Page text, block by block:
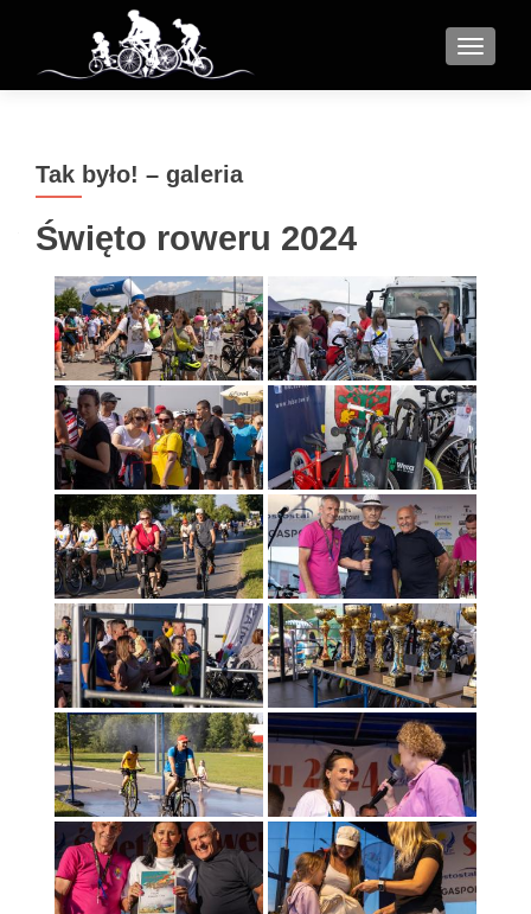
MENU
Tak było! – galeria
Święto roweru 2024